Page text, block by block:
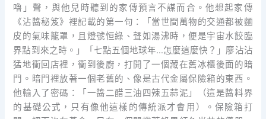
嚕」聲，與他兒時聽到的家傳預言不謀而合。他想起家傳
《沾醬秘笈》裡記載的第一句：「當世間萬物的交通都被麵
皮的氣味籠罩，且燈號恒綠、聲如湯沸時，便是宇宙水餃臨
界點到來之時。」「七點五個地球年…怎麼這麼快？」廖沾沾
猛地衝回店裡，衝到後廚，打開了一個藏在舊冰櫃後面的暗
門。暗門裡放著一個老舊的、像是古代金屬保險箱的東西。
他輸入了密碼：「一醬二醋三油四辣五蒜泥」（這是醬料界
的基礎公式，只有像他這樣的傳統派才會用）。保險箱打